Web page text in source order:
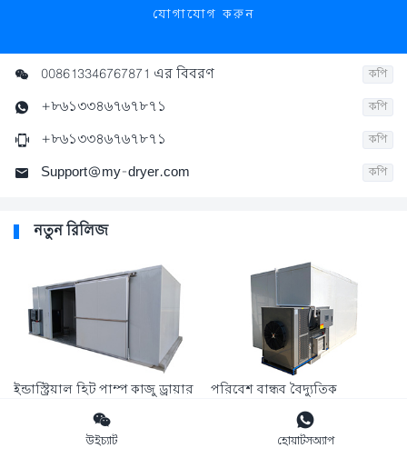
যোগাযোগ করুন
 008613346767871 এর বিবরণ কপি
 +৮৬১৩৩৪৬৭৬৭৮৭১ কপি
 +৮৬১৩৩৪৬৭৬৭৮৭১ কপি
 Support@my-dryer.com কপি
নতুন রিলিজ
ইন্ডাস্ট্রিয়াল হিট পাম্প কাজু ড্রায়ার
| শক্তি-দক্ষ বাদাম ও ফল
ডিহাইড্রেটর মেশিন
পরিবেশ বান্ধব বৈদ্যুতিক
ডিহাইড্রেটর: বাণিজ্যিক ব্যবহারের
জন্য শক্তি-সাশ্রয়ী ফল ও সবজি

উইচ্যাট

হোয়াটসঅ্যাপ